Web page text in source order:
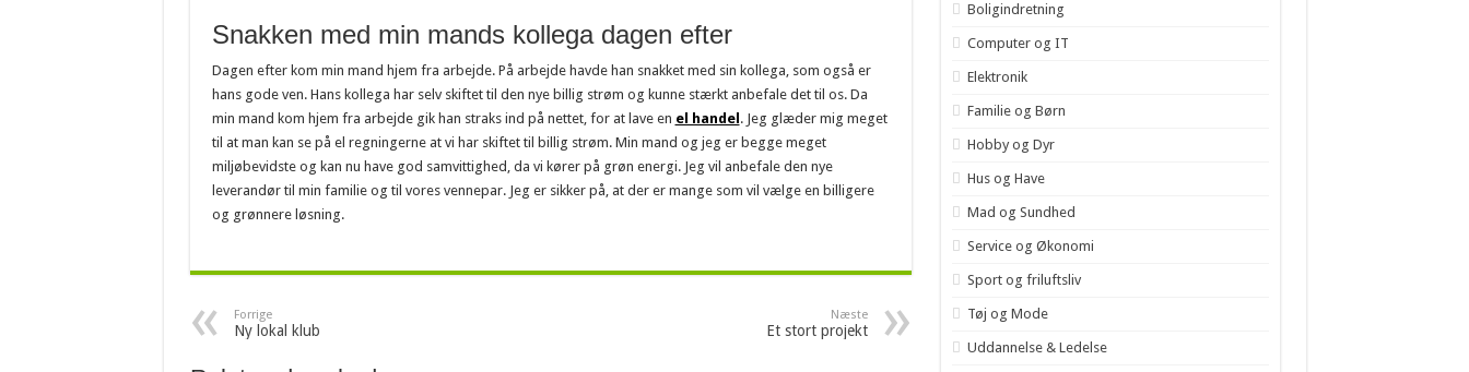
Snakken med min mands kollega dagen efter
Dagen efter kom min mand hjem fra arbejde. På arbejde havde han snakket med sin kollega, som også er
hans gode ven. Hans kollega har selv skiftet til den nye billig strøm og kunne stærkt anbefale det til os. Da
min mand kom hjem fra arbejde gik han straks ind på nettet, for at lave en el handel . Jeg glæder mig meget
til at man kan se på el regningerne at vi har skiftet til billig strøm. Min mand og jeg er begge meget
miljøbevidste og kan nu have god samvittighed, da vi kører på grøn energi. Jeg vil anbefale den nye
leverandør til min familie og til vores vennepar. Jeg er sikker på, at der er mange som vil vælge en billigere
og grønnere løsning.
Forrige
Ny lokal klub
Næste
Et stort projekt
Boligindretning
Computer og IT
Elektronik
Familie og Børn
Hobby og Dyr
Hus og Have
Mad og Sundhed
Service og Økonomi
Sport og friluftsliv
Tøj og Mode
Uddannelse & Ledelse